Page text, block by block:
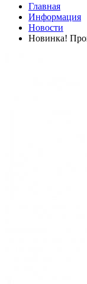
Главная
Информация
Новости
Новинка!